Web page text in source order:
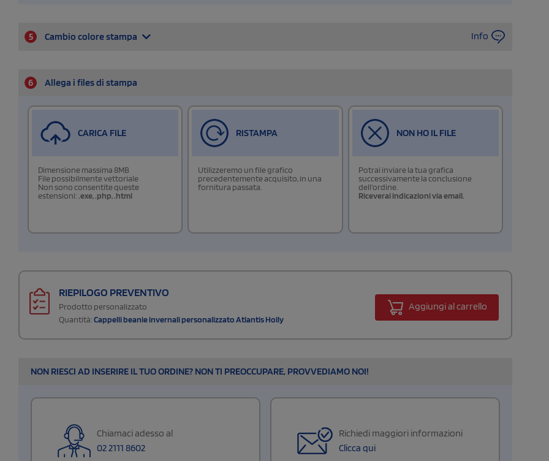
5 Cambio colore stampa Info
6 Allega i files di stampa
CARICA FILE
Dimensione massima 8MB
File possibilmente vettoriale
Non sono consentite queste
estensioni: .exe,.php,.html
RISTAMPA
Utilizzeremo un file grafico
precedentemente acquisito, in una
fornitura passata.
NON HO IL FILE
Potrai inviare la tua grafica
successivamente la conclusione
dell'ordine.
Riceverai indicazioni via email.
RIEPILOGO PREVENTIVO
Prodotto personalizzato
Quantità:Cappelli beanie invernali personalizzato Atlantis Holly
Aggiungi al carrello
NON RIESCI AD INSERIRE IL TUO ORDINE? NON TI PREOCCUPARE, PROVVEDIAMO NOI!
Chiamaci adesso al
02 2111 8602
Richiedi maggiori informazioni
Clicca qui